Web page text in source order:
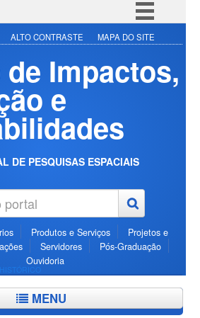
Simplifique!
Participe
Acesso à informação
Legislação
ALTO CONTRASTE MAPA DO SITE
Impactos,
e
DE PESQUISAS ESPACIAIS
Produtos e Serviços
Projetos e
Servidores
Pós-Graduação
Ouvidoria
HISTÓRICO
MENU